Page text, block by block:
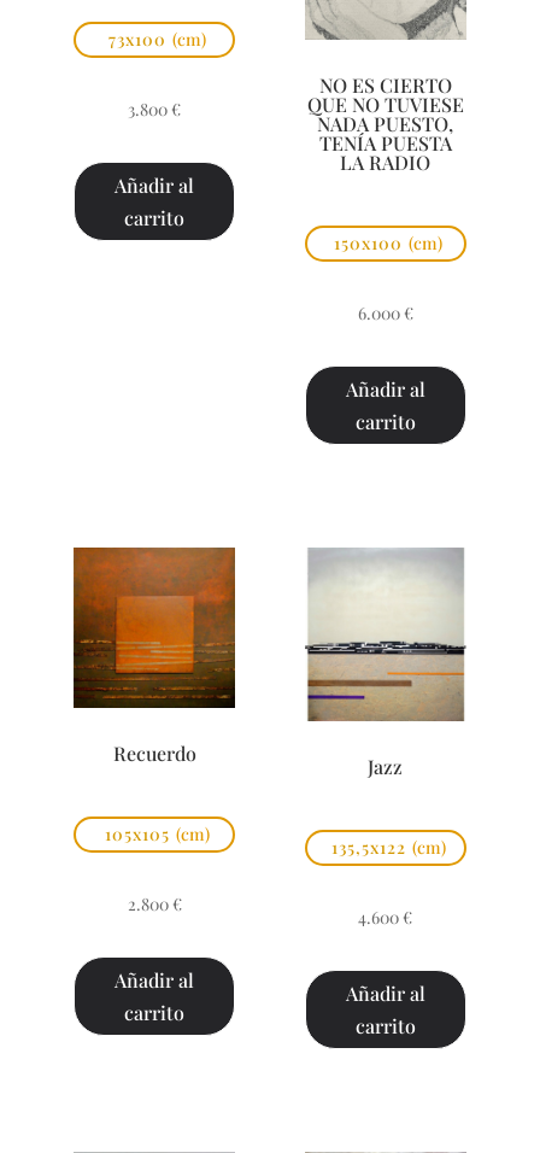
73x100 (cm)
3.800 €
Añadir al
carrito
NO ES CIERTO
QUE NO TUVIESE
NADA PUESTO,
TENÍA PUESTA
LA RADIO
150x100 (cm)
6.000 €
Añadir al
carrito
Recuerdo
105x105 (cm)
2.800 €
Añadir al
carrito
Jazz
135,5x122 (cm)
4.600 €
Añadir al
carrito